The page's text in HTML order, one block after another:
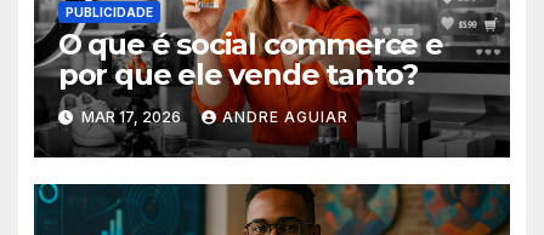
PUBLICIDADE
O que é social commerce e
por que ele vende tanto?
MAR 17, 2026 ANDRE AGUIAR